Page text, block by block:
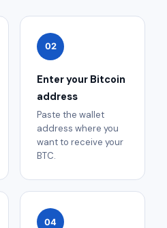
02
Enter your Bitcoin
address
Paste the wallet
address where you
want to receive your
BTC.
04